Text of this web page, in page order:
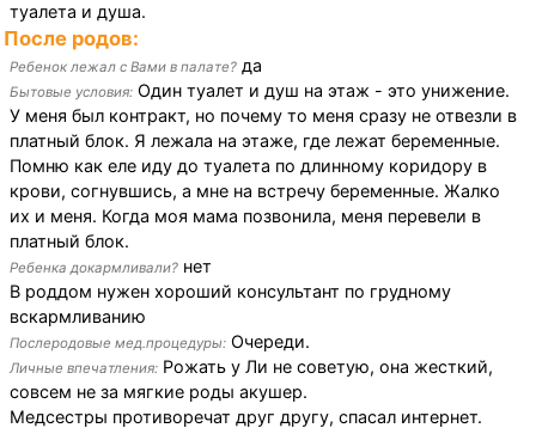
туалета и душа.
После родов:
Ребенок лежал с Вами в палате? да
Бытовые условия: Один туалет и душ на этаж - это унижение.
У меня был контракт, но почему то меня сразу не отвезли в
платный блок. Я лежала на этаже, где лежат беременные.
Помню как еле иду до туалета по длинному коридору в
крови, согнувшись, а мне на встречу беременные. Жалко
их и меня. Когда моя мама позвонила, меня перевели в
платный блок.
Ребенка докармливали? нет
В роддом нужен хороший консультант по грудному
вскармливанию
Послеродовые мед.процедуры: Очереди.
Личные впечатления: Рожать у Ли не советую, она жесткий,
совсем не за мягкие роды акушер.
Медсестры противоречат друг другу, спасал интернет.